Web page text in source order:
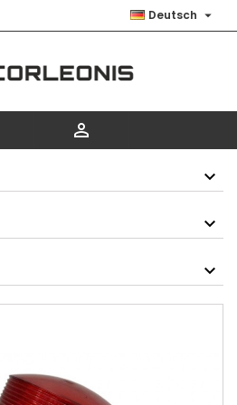
Deutsch 
